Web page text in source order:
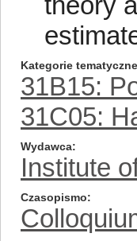
Kategorie tematyczne
31B15:
31C05:
Wydawca
Institute
Czasopismo